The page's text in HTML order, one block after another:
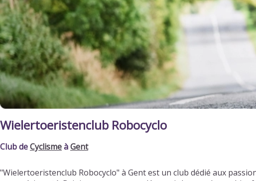
Wielertoeristenclub Robocyclo
Club deCyclismeàGent
"Wielertoeristenclub Robocyclo" à Gent est un club dédié aux